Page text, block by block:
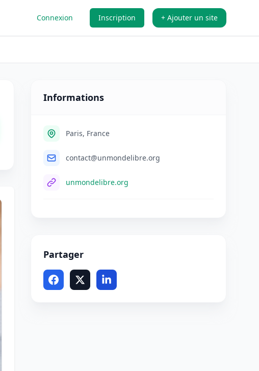
Connexion Inscription + Ajouter un site
Informations
Paris, France
contact@unmondelibre.org
unmondelibre.org
Partager